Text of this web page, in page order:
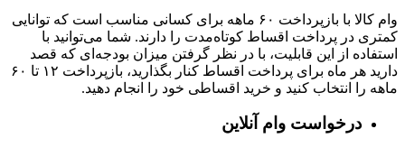
وام کالا با بازپرداخت ۶۰ ماهه برای کسانی مناسب است که توانایی
کمتری در پرداخت اقساط کوتاه‌مدت را دارند. شما می‌توانید با
استفاده از این قابلیت، با در نظر گرفتن میزان بودجه‌ای که قصد
دارید هر ماه برای پرداخت اقساط کنار بگذارید، بازپرداخت ۱۲ تا ۶۰
ماهه را انتخاب کنید و خرید اقساطی خود را انجام دهید.
درخواست وام آنلاین